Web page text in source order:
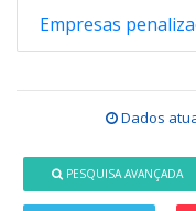
Empresas
Dados
PESQUISA AVANÇADA